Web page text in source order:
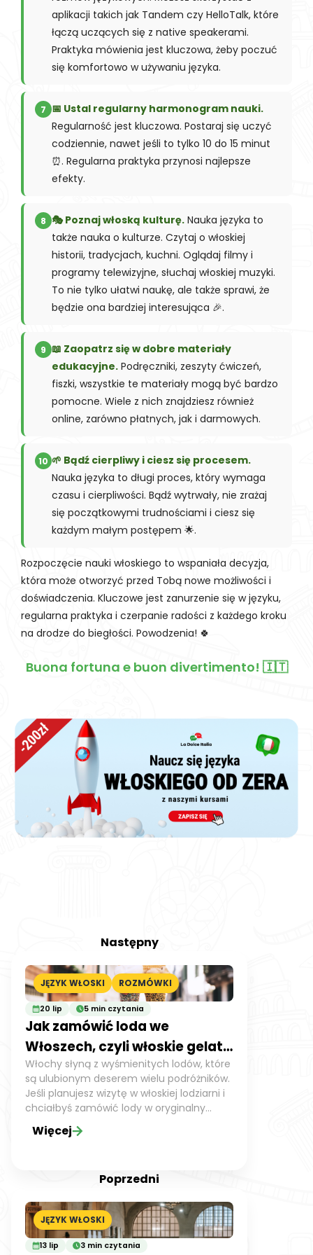
aplikacji takich jak Tandem czy HelloTalk, które
łączą uczących się z native speakerami.
Praktyka mówienia jest kluczowa, żeby poczuć
się komfortowo w używaniu języka.
7 📅 Ustal regularny harmonogram nauki.
Regularność jest kluczowa. Postaraj się uczyć
codziennie, nawet jeśli to tylko 10 do 15 minut
⏰. Regularna praktyka przynosi najlepsze
efekty.
8 🎭 Poznaj włoską kulturę. Nauka języka to
także nauka o kulturze. Czytaj o włoskiej
historii, tradycjach, kuchni. Oglądaj filmy i
programy telewizyjne, słuchaj włoskiej muzyki.
To nie tylko ułatwi naukę, ale także sprawi, że
będzie ona bardziej interesująca 🎉.
9 📖 Zaopatrz się w dobre materiały
edukacyjne. Podręczniki, zeszyty ćwiczeń,
fiszki, wszystkie te materiały mogą być bardzo
pomocne. Wiele z nich znajdziesz również
online, zarówno płatnych, jak i darmowych.
10 🌱 Bądź cierpliwy i ciesz się procesem.
Nauka języka to długi proces, który wymaga
czasu i cierpliwości. Bądź wytrwały, nie zrażaj
się początkowymi trudnościami i ciesz się
każdym małym postępem 🌟.
Rozpoczęcie nauki włoskiego to wspaniała decyzja,
która może otworzyć przed Tobą nowe możliwości i
doświadczenia. Kluczowe jest zanurzenie się w języku,
regularna praktyka i czerpanie radości z każdego kroku
na drodze do biegłości. Powodzenia! 🍀
Buona fortuna e buon divertimento! 🇮🇹
Poprzedni
JĘZYK WŁOSKI
13 lip 3 min czytania
Następny
JĘZYK WŁOSKI ROZMÓWKI
20 lip 5 min czytania
Jak zamówić loda we
Włoszech, czyli włoskie gelato
+ słowniczek
Włochy słyną z wyśmienitych lodów, które
są ulubionym deserem wielu podróżników.
Jeśli planujesz wizytę w włoskiej lodziarni i
chciałbyś zamówić lody w oryginalny
sposób, warto poznać kilka przydatnych
wyrażeń i rozmówek po włosku.
Więcej